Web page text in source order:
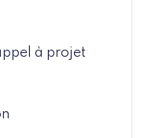
à projet